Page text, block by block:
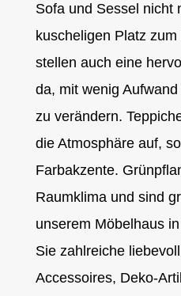
Sofa und Sessel nicht
kuscheligen Platz
stellen auch eine
da, mit wenig
zu verändern.
die Atmosphäre auf,
Farbakzente.
Raumklima und sind
unserem Möbelhaus
Sie zahlreiche
Accessoires, Deko-